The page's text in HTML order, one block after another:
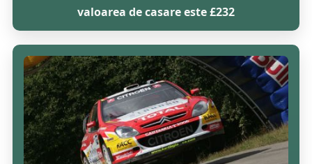
valoarea de casare este £232